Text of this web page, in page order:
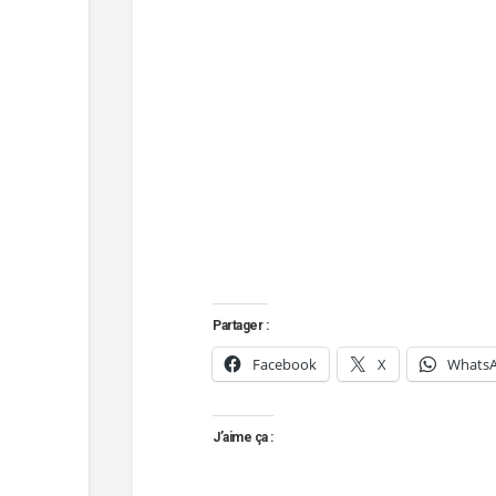
Partager :
Facebook X
J’aime ça :